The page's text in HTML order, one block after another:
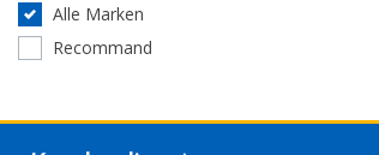
Alle Marken
Recommand